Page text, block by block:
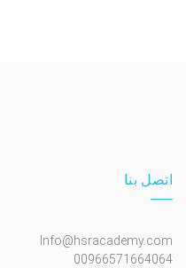
اتصل بنا
Info@hsracademy.com
00966571664064